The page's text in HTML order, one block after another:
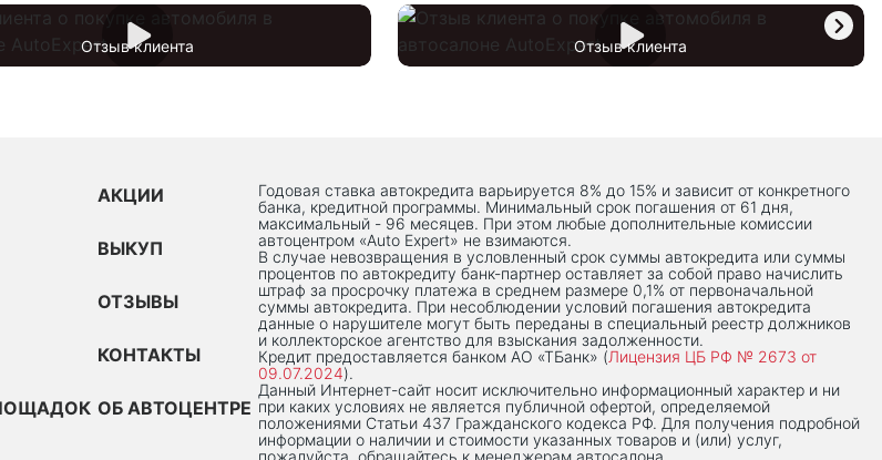
Отзыв клиента Отзыв клиента
АКЦИИ
ВЫКУП
ОТЗЫВЫ
КОНТАКТЫ
ОБ АВТОЦЕНТРЕ
Годовая ставка автокредита варьируется 8% до 15% и зависит от конкретного
банка, кредитной программы. Минимальный срок погашения от 61 дня,
максимальный - 96 месяцев. При этом любые дополнительные комиссии
автоцентром «Auto Expert» не взимаются.
В случае невозвращения в условленный срок суммы автокредита или суммы
процентов по автокредиту банк-партнер оставляет за собой право начислить
штраф за просрочку платежа в среднем размере 0,1% от первоначальной
суммы автокредита. При несоблюдении условий погашения автокредита
данные о нарушителе могут быть переданы в специальный реестр должников
и коллекторское агентство для взыскания задолженности.
Кредит предоставляется банком АО «ТБанк» (Лицензия ЦБ РФ № 2673 от
09.07.2024).
Данный Интернет-сaйт носит исключительно информационный характер и ни
при каких условиях не является публичной офертой, определяемой
положениями Статьи 437 Гражданского кодекса РФ. Для получения подробной
информации о наличии и стоимости указанных товаров и (или) услуг,
пожалуйста, обращайтесь к менеджерам автосалона.